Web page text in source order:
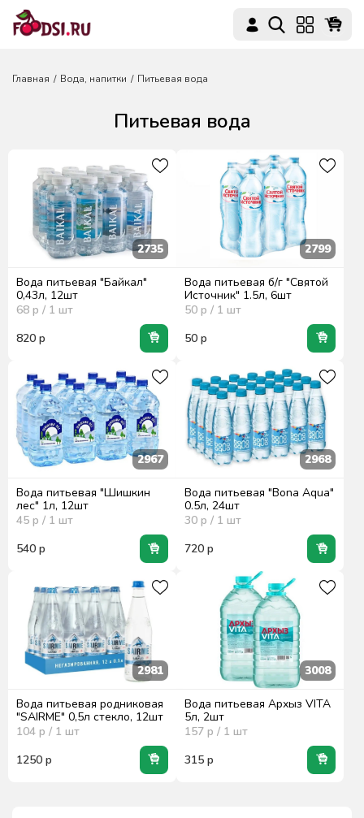
Главная Вода, напитки Питьевая вода
Питьевая вода
2735
Вода питьевая "Байкал"
0,43л, 12шт
68 р / 1 шт
820 р
2799
Вода питьевая б/г "Святой
Источник" 1.5л, 6шт
50р / 1 шт
50р
2967
Вода питьевая "Шишкин
лес" 1л, 12шт
45 р / 1 шт
540 р
2968
Вода питьевая "Bona Aqua"
0.5л, 24шт
30р / 1 шт
720р
2981
Вода питьевая родниковая
"SAIRME" 0,5л стекло, 12шт
104 р / 1 шт
1250 р
3008
Вода питьевая Архыз VITA
5л, 2шт
157р / 1 шт
315р